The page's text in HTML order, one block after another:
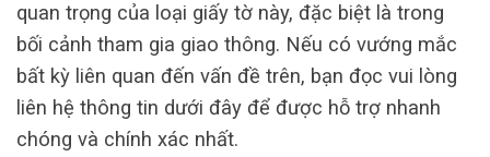
quan trọng của loại giấy tờ này, đặc biệt là trong
bối cảnh tham gia giao thông. Nếu có vướng mắc
bất kỳ liên quan đến vấn đề trên, bạn đọc vui lòng
liên hệ thông tin dưới đây để được hỗ trợ nhanh
chóng và chính xác nhất.